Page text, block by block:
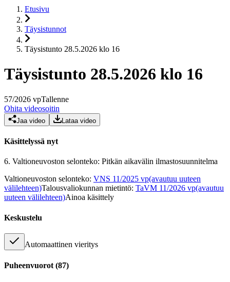
Etusivu
Täysistunnot
Täysistunto 28.5.2026 klo 16
Täysistunto 28.5.2026 klo 16
57/2026 vpTallenne
Ohita videosoitin
Jaa video Lataa video
Käsittelyssä nyt
6. Valtioneuvoston selonteko: Pitkän aikavälin ilmastosuunnitelma
Valtioneuvoston selonteko: VNS 11/2025 vp(avautuu uuteen
välilehteen)Talousvaliokunnan mietintö: TaVM 11/2026 vp(avautuu
uuteen välilehteen)Ainoa käsittely
Keskustelu
Automaattinen vieritys
Puheenvuorot (87)